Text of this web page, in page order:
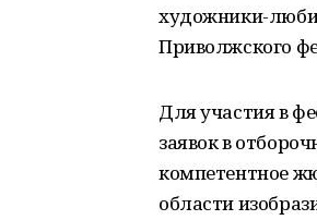
художники-
Приволжского
Для участия в
заявок в
компетентное
области